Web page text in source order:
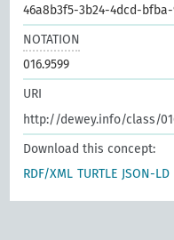
46a8b3f5-3b24-4dcd-bfba-
NOTATION
016.9599
URI
http://dewey.info/class/
Download this concept:
RDF/XML TURTLE JSON-LD